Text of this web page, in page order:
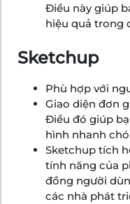
Điều này giúp
hiệu quả trong
Sketchup
Phù hợp với
Giao diện đơn
Điều đó giúp
hình nhanh
Sketchup tích
tính năng của
đồng người
các nhà phát